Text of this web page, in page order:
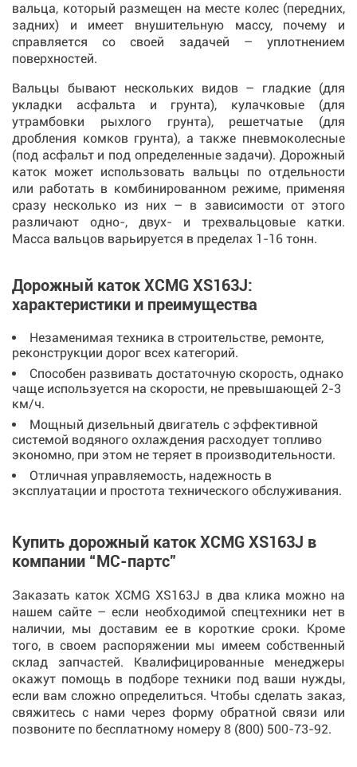
вальца, который размещен на месте колес (передних,
задних) и имеет внушительную массу, почему и
справляется со своей задачей – уплотнением
поверхностей.
Вальцы бывают нескольких видов – гладкие (для
укладки асфальта и грунта), кулачковые (для
утрамбовки рыхлого грунта), решетчатые (для
дробления комков грунта), а также пневмоколесные
(под асфальт и под определенные задачи). Дорожный
каток может использовать вальцы по отдельности
или работать в комбинированном режиме, применяя
сразу несколько из них – в зависимости от этого
различают одно-, двух- и трехвальцовые катки.
Масса вальцов варьируется в пределах 1-16 тонн.
Дорожный каток XCMG XS163J:
характеристики и преимущества
Незаменимая техника в строительстве, ремонте,
реконструкции дорог всех категорий.
Способен развивать достаточную скорость, однако
чаще используется на скорости, не превышающей 2-3
км/ч.
Мощный дизельный двигатель с эффективной
системой водяного охлаждения расходует топливо
экономно, при этом не теряет в производительности.
Отличная управляемость, надежность в
эксплуатации и простота технического обслуживания.
Купить дорожный каток XCMG XS163J в
компании “МС-партс”
Заказать каток XCMG XS163J в два клика можно на
нашем сайте – если необходимой спецтехники нет в
наличии, мы доставим ее в короткие сроки. Кроме
того, в своем распоряжении мы имеем собственный
склад запчастей. Квалифицированные менеджеры
окажут помощь в подборе техники под ваши нужды,
если вам сложно определиться. Чтобы сделать заказ,
свяжитесь с нами через форму обратной связи или
позвоните по бесплатному номеру 8 (800) 500-73-92.